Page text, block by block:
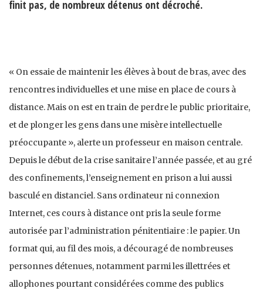
finit pas, de nombreux détenus ont décroché.
« On essaie de maintenir les élèves à bout de bras, avec des
rencontres individuelles et une mise en place de cours à
distance. Mais on est en train de perdre le public prioritaire,
et de plonger les gens dans une misère intellectuelle
préoccupante », alerte un professeur en maison centrale.
Depuis le début de la crise sanitaire l’année passée, et au gré
des confinements, l’enseignement en prison a lui aussi
basculé en distanciel. Sans ordinateur ni connexion
Internet, ces cours à distance ont pris la seule forme
autorisée par l’administration pénitentiaire : le papier. Un
format qui, au fil des mois, a découragé de nombreuses
personnes détenues, notamment parmi les illettrées et
allophones pourtant considérées comme des publics